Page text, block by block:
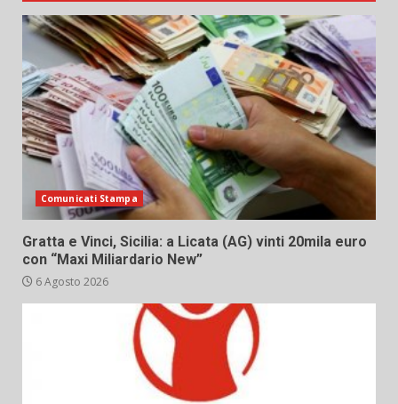
Comunicati Stampa
Gratta e Vinci, Sicilia: a Licata (AG) vinti 20mila euro
con “Maxi Miliardario New”
6 Agosto 2026